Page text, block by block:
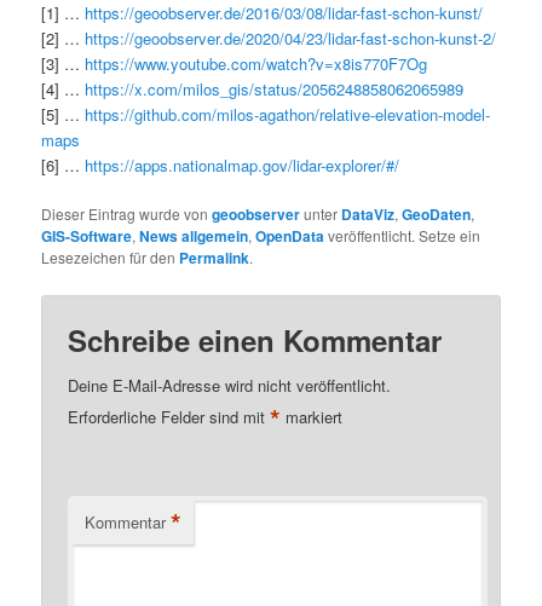
[1] … https://geoobserver.de/2016/03/08/lidar-fast-schon-kunst/
[2] … https://geoobserver.de/2020/04/23/lidar-fast-schon-kunst-2/
[3] … https://www.youtube.com/watch?v=x8is770F7Og
[4] … https://x.com/milos_gis/status/2056248858062065989
[5] … https://github.com/milos-agathon/relative-elevation-model-
maps
[6] … https://apps.nationalmap.gov/lidar-explorer/#/
Dieser Eintrag wurde vongeoobserverunter DataViz,GeoDaten,
GIS-Software,News allgemein,OpenDataveröffentlicht. Setze ein
Lesezeichen für den Permalink.
Schreibe einen Kommentar
Deine E-Mail-Adresse wird nicht veröffentlicht.
Erforderliche Felder sind mit* markiert
Kommentar *